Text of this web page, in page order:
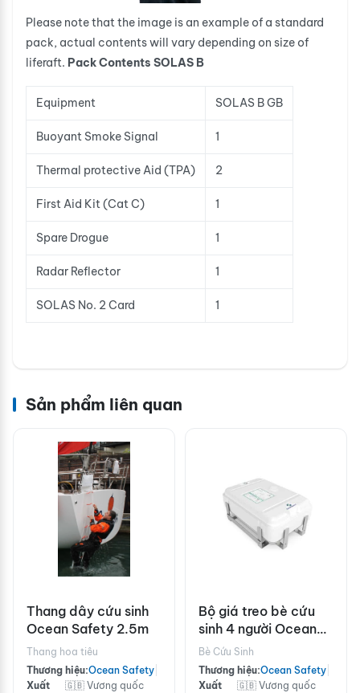
Please note that the image is an example of a standard
pack, actual contents will vary depending on size of
liferaft. Pack Contents SOLAS B
Equipment SOLAS B GB
Buoyant Smoke Signal 1
Thermal protective Aid (TPA) 2
First Aid Kit (Cat C) 1
Spare Drogue 1
Radar Reflector 1
SOLAS No. 2 Card 1
Sản phẩm liên quan
Thang dây cứu sinh
Ocean Safety 2.5m
Thang hoa tiêu
Thương hiệu:Ocean Safety
Xuất
🇬🇧 Vương quốc
Bộ giá treo bè cứu
sinh 4 người Ocean
Safety bằng thép
không gỉ
Bè Cứu Sinh
Thương hiệu:Ocean Safety
Xuất
🇬🇧 Vương quốc